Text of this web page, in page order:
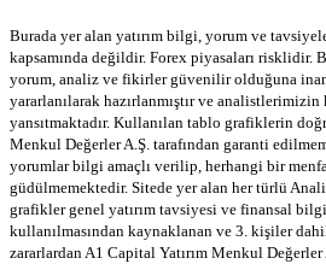
Burada yer alan yatırım bilgi, yorum ve
kapsamında değildir. Forex piyasaları risklidir.
yorum, analiz ve fikirler güvenilir olduğuna
yararlanılarak hazırlanmıştır ve
yansıtmaktadır. Kullanılan tablo grafiklerin
Menkul Değerler A.Ş. tarafından garanti
yorumlar bilgi amaçlı verilip, herhangi bir
güdülmemektedir. Sitede yer alan her türlü
grafikler genel yatırım tavsiyesi ve finansal
kullanılmasından kaynaklanan ve 3. kişiler
zararlardan A1 Capital Yatırım Menkul